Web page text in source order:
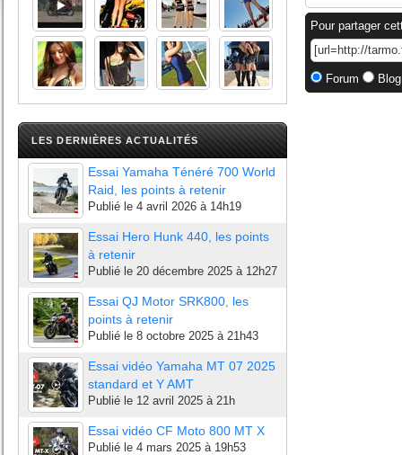
LES DERNIÈRES ACTUALITÉS
Essai Yamaha Ténéré 700 World
Raid, les points à retenir
Publié le 4 avril 2026 à 14h19
Essai Hero Hunk 440, les points
à retenir
Publié le 20 décembre 2025 à 12h27
Essai QJ Motor SRK800, les
points à retenir
Publié le 8 octobre 2025 à 21h43
Essai vidéo Yamaha MT 07 2025
standard et Y AMT
Publié le 12 avril 2025 à 21h
Essai vidéo CF Moto 800 MT X
Publié le 4 mars 2025 à 19h53
Pour partager
Forum